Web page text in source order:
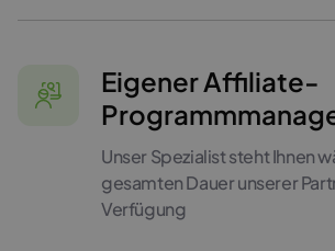
Eigener Affiliate-
Unser Spezialist steht Ihnen
gesamten Dauer unserer
Verfügung